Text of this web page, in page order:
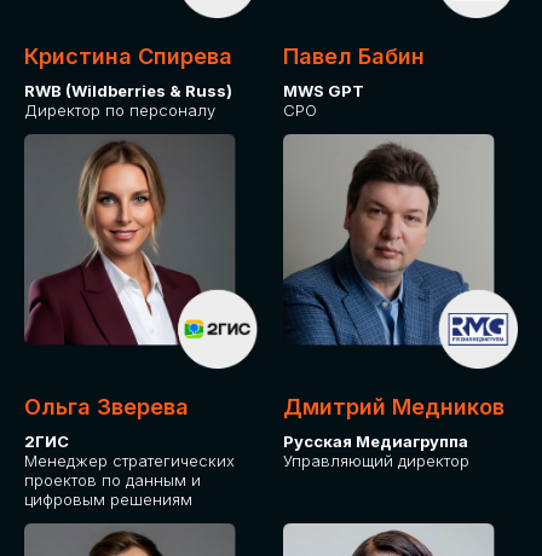
Кристина Спирева
RWB (Wildberries & Russ)
Директор по персоналу
Павел Бабин
MWS GPT
CPO
Ольга Зверева
2ГИС
Менеджер стратегических
проектов по данным и
цифровым решениям
Дмитрий Медников
Русская Медиагруппа
Управляющий директор